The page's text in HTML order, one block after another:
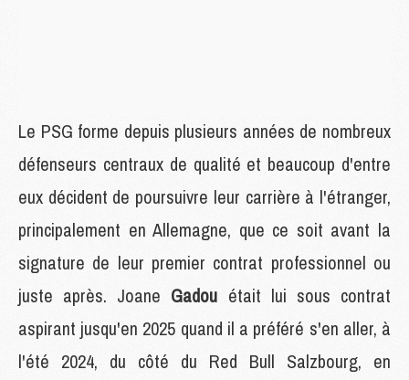
Le PSG forme depuis plusieurs années de nombreux
défenseurs centraux de qualité et beaucoup d'entre
eux décident de poursuivre leur carrière à l'étranger,
principalement en Allemagne, que ce soit avant la
signature de leur premier contrat professionnel ou
juste après. Joane Gadou était lui sous contrat
aspirant jusqu'en 2025 quand il a préféré s'en aller, à
l'été 2024, du côté du Red Bull Salzbourg, en